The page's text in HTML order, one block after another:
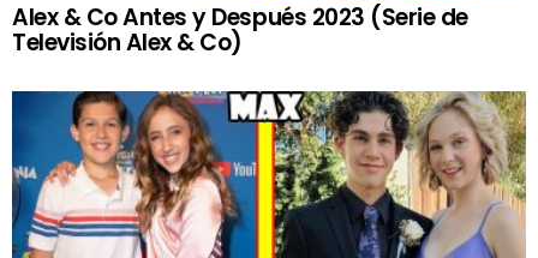
Alex & Co Antes y Después 2023 (Serie de
Televisión Alex & Co)